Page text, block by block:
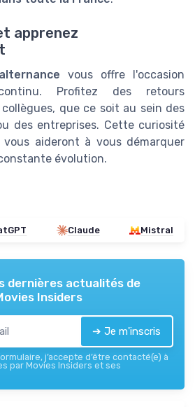
apprenez
vous offre l'occasion
Profitez des retours
que ce soit au sein des
des entreprises. Cette curiosité
aideront à vous démarquer
évolution.
Claude Mistral
dernières actualités de
Insiders
➔ Je m'inscris
j’accepte d’être contacté(e) à
par Movies Insiders et ses